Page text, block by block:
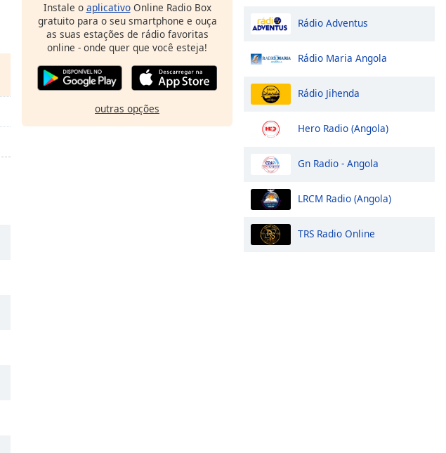
Instale o aplicativoOnline Radio Box
gratuito para o seu smartphone e ouça
as suas estações de rádio favoritas
online - onde quer que você esteja!
outras opções
Rádio Adventus
Rádio Maria Angola
Rádio Jihenda
Hero Radio (Angola)
Gn Radio - Angola
LRCM Radio (Angola)
TRS Radio Online